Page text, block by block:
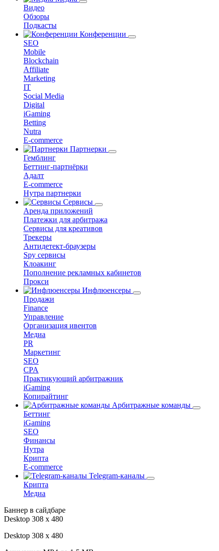
Видео
Обзоры
Подкасты
Конференции
SEO
Mobile
Blockchain
Affiliate
Marketing
IT
Social Media
Digital
iGaming
Betting
Nutra
E-commerce
Партнерки
Гемблинг
Беттинг-партнёрки
Адалт
E-commerce
Нутра партнерки
Сервисы
Аренда приложений
Платежки для арбитража
Сервисы для креативов
Трекеры
Антидетект-браузеры
Spy сервисы
Клоакинг
Пополнение рекламных кабинетов
Прокси
Инфлюенсеры
Продажи
Finance
Управление
Организация ивентов
Медиа
PR
Маркетинг
SEO
CPA
Практикующий арбитражник
iGaming
Копирайтинг
Арбитражные команды
Беттинг
iGaming
SEO
Финансы
Нутра
Крипта
E-commerce
Telegram-каналы
Крипта
Медиа
Баннер в сайдбаре
Desktop 308 х 480
Desktop 308 х 480